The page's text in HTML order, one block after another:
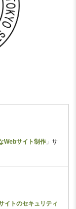
Webサイト制作」 サ
イトのセキュリティ